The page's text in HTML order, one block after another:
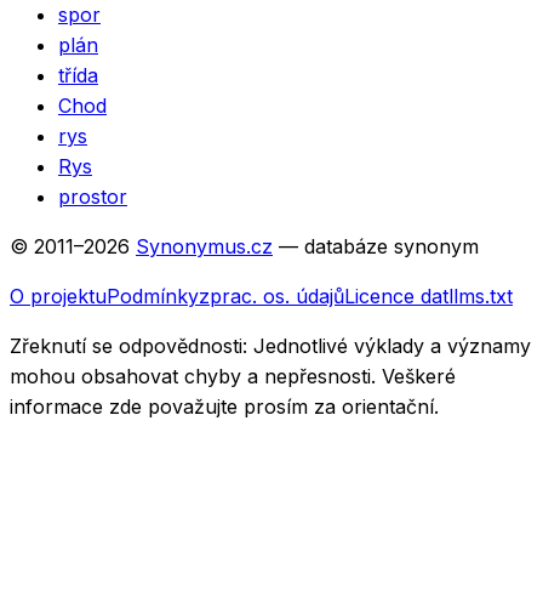
spor
plán
třída
Chod
rys
Rys
prostor
© 2011–2026 Synonymus.cz — databáze synonym
O projektuPodmínkyzprac. os. údajůLicence datllms.txt
Zřeknutí se odpovědnosti: Jednotlivé výklady a významy
mohou obsahovat chyby a nepřesnosti. Veškeré
informace zde považujte prosím za orientační.